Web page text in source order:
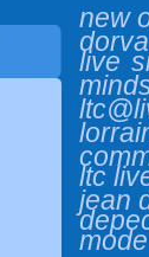
new
live
ltc
jean
mode